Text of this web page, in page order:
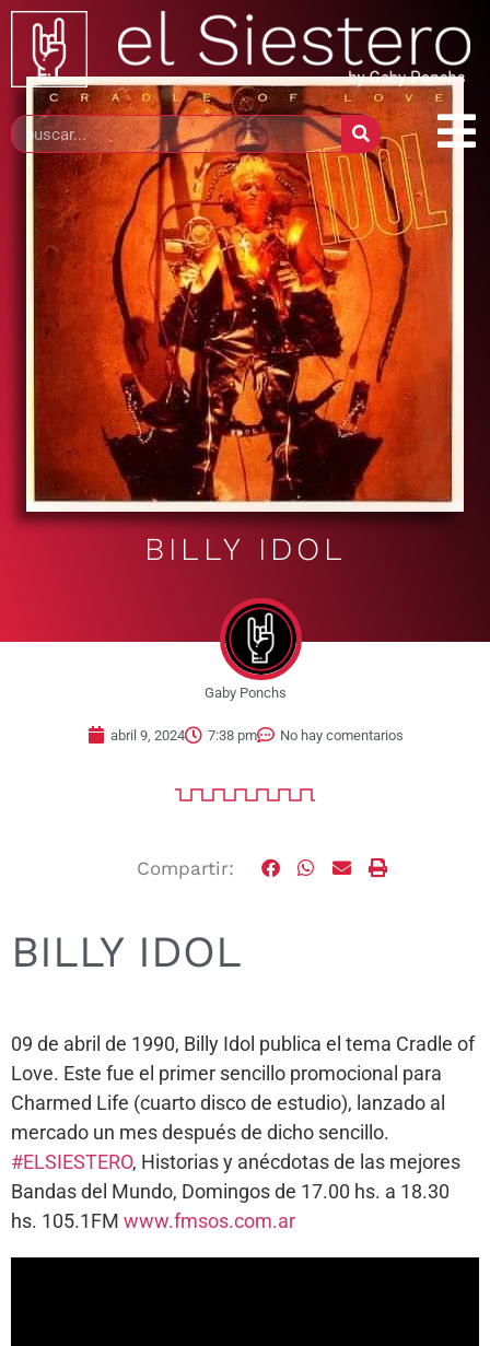
BILLY IDOL
Gaby Ponchs
abril 9, 2024 7:38 pm No hay comentarios
Compartir:
BILLY IDOL
09 de abril de 1990, Billy Idol publica el tema Cradle of
Love. Este fue el primer sencillo promocional para
Charmed Life (cuarto disco de estudio), lanzado al
mercado un mes después de dicho sencillo.
#ELSIESTERO, Historias y anécdotas de las mejores
Bandas del Mundo, Domingos de 17.00 hs. a 18.30
hs. 105.1FM www.fmsos.com.ar